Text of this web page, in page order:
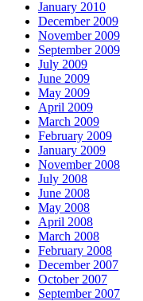
January 2010
December 2009
November 2009
September 2009
July 2009
June 2009
May 2009
April 2009
March 2009
February 2009
January 2009
November 2008
July 2008
June 2008
May 2008
April 2008
March 2008
February 2008
December 2007
October 2007
September 2007